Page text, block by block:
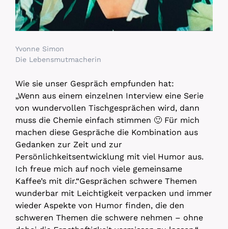
Yvonne Simon
Die Lebensmutmacherin
Wie sie unser Gespräch empfunden hat:
„Wenn aus einem einzelnen Interview eine Serie
von wundervollen Tischgesprächen wird, dann
muss die Chemie einfach stimmen 🙂 Für mich
machen diese Gespräche die Kombination aus
Gedanken zur Zeit und zur
Persönlichkeitsentwicklung mit viel Humor aus.
Ich freue mich auf noch viele gemeinsame
Kaffee’s mit dir.“Gesprächen schwere Themen
wunderbar mit Leichtigkeit verpacken und immer
wieder Aspekte von Humor finden, die den
schweren Themen die schwere nehmen – ohne